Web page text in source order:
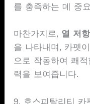
를 충족하는 데 중
마찬가지로, 열 저항
을 나타내며, 카펫
으로 작동하여 쾌
력을 보여줍니다.
9. 호스피탈리티 카